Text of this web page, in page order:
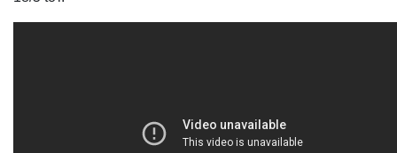
Ảnh
E-Magazine